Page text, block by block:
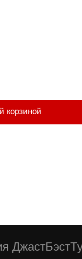
корзиной